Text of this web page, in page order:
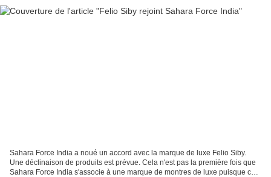
Sahara Force India a noué un accord avec la marque de luxe Felio Siby.
Une déclinaison de produits est prévue. Cela n'est pas la première fois que
Sahara Force India s'associe à une marque de montres de luxe puisque cela